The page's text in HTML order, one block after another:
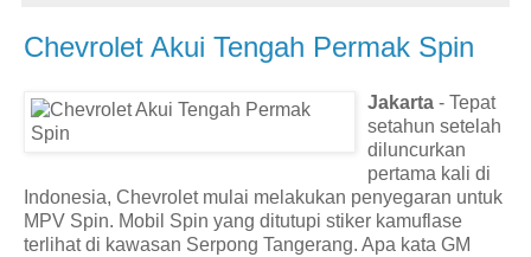
Chevrolet Akui Tengah Permak Spin
Jakarta - Tepat
setahun setelah
diluncurkan
pertama kali di
Indonesia, Chevrolet mulai melakukan penyegaran untuk
MPV Spin. Mobil Spin yang ditutupi stiker kamuflase
terlihat di kawasan Serpong Tangerang. Apa kata GM